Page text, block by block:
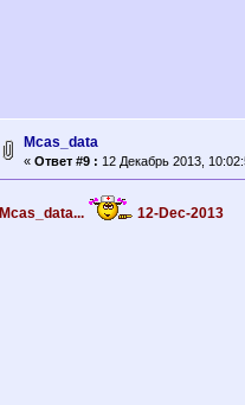
Mcas_data
«Ответ #9 : 12 Декабрь 2013,
Mcas_data... 12-Dec-2013